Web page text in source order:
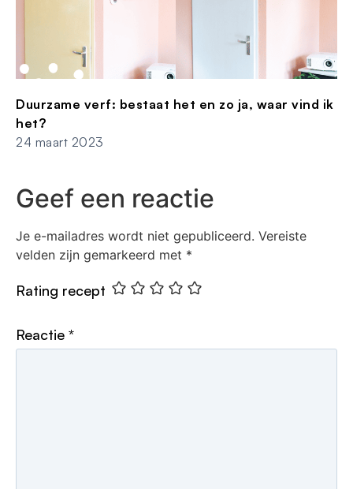
Duurzame verf: bestaat het en zo ja, waar vind ik
het?
24 maart 2023
Geef een reactie
Je e-mailadres wordt niet gepubliceerd. Vereiste
velden zijn gemarkeerd met *
Rating recept
Reactie *